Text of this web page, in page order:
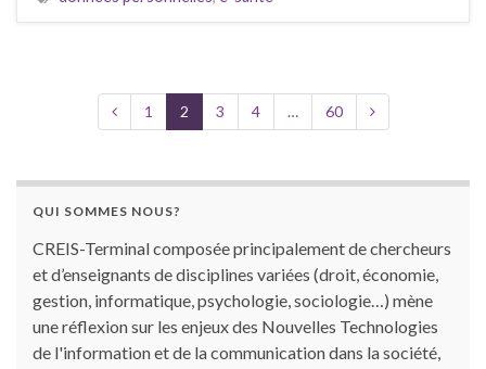
1 2 3 4 … 60
QUI SOMMES NOUS?
CREIS-Terminal composée principalement de chercheurs
et d’enseignants de disciplines variées (droit, économie,
gestion, informatique, psychologie, sociologie…) mène
une réflexion sur les enjeux des Nouvelles Technologies
de l'information et de la communication dans la société,